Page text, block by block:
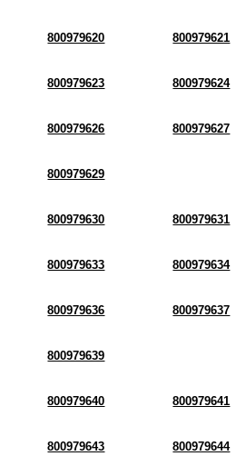
800979620 800979621
800979623 800979624
800979626 800979627
800979629
800979630 800979631
800979633 800979634
800979636 800979637
800979639
800979640 800979641
800979643 800979644